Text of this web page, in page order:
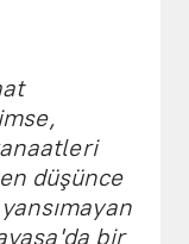
düşünce
bir